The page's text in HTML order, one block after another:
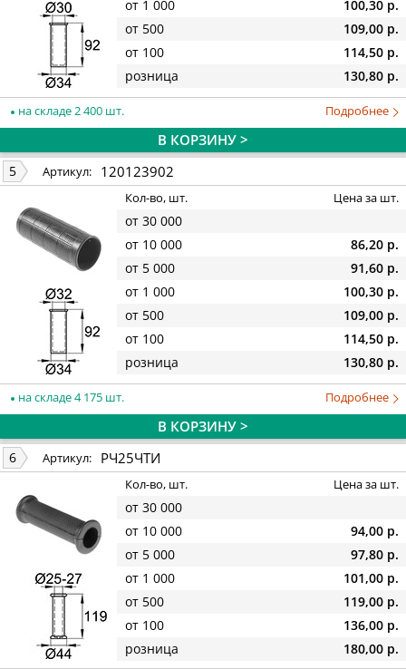
от 1 000
100,30 р.
от 500
109,00 р.
от 100
114,50 р.
розница
130,80 р.
на складе 2 400 шт. Подробнее
В КОРЗИНУ >
5 Артикул: 120123902
Кол-во, шт. Цена за шт.
от 30 000
от 10 000
86,20 р.
от 5 000
91,60 р.
от 1 000
100,30 р.
от 500
109,00 р.
от 100
114,50 р.
розница
130,80 р.
на складе 4 175 шт. Подробнее
В КОРЗИНУ >
6 Артикул: РЧ25ЧТИ
Кол-во, шт. Цена за шт.
от 30 000
от 10 000
94,00 р.
от 5 000
97,80 р.
от 1 000
101,00 р.
от 500
119,00 р.
от 100
136,00 р.
розница
180,00 р.